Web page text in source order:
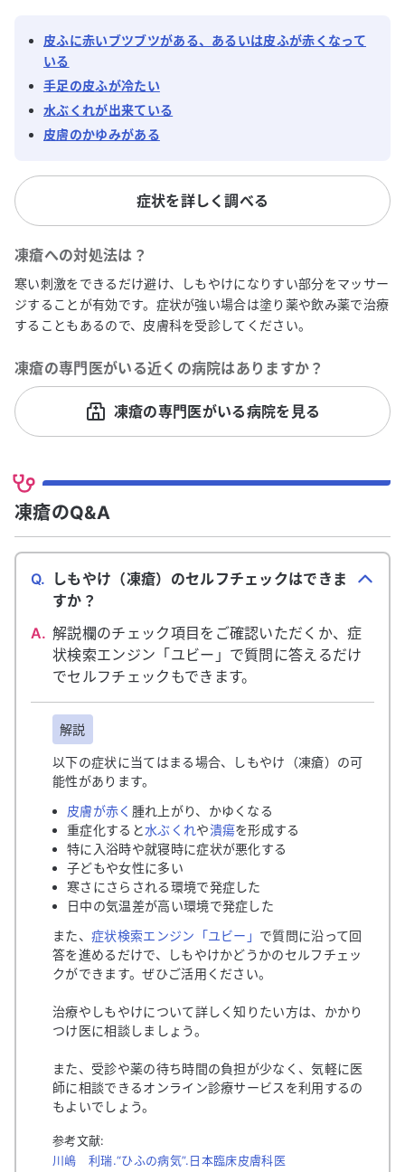
皮ふに赤いブツブツがある、あるいは皮ふが赤くなって
いる
手足の皮ふが冷たい
水ぶくれが出来ている
皮膚のかゆみがある
症状を詳しく調べる
凍瘡への対処法は？
寒い刺激をできるだけ避け、しもやけになりすい部分をマッサー
ジすることが有効です。症状が強い場合は塗り薬や飲み薬で治療
することもあるので、皮膚科を受診してください。
凍瘡の専門医がいる近くの病院はありますか？
凍瘡の専門医がいる病院を見る
凍瘡のQ&A
Q. しもやけ（凍瘡）のセルフチェックはできま
すか？
A. 解説欄のチェック項目をご確認いただくか、症
状検索エンジン「ユビー」で質問に答えるだけ
でセルフチェックもできます。
解説
以下の症状に当てはまる場合、しもやけ（凍瘡）の可
能性があります。
皮膚が赤く 腫れ上がり、かゆくなる
重症化すると水ぶくれや潰瘍を形成する
特に入浴時や就寝時に症状が悪化する
子どもや女性に多い
寒さにさらされる環境で発症した
日中の気温差が高い環境で発症した
また、 症状検索エンジン「ユビー」 で質問に沿って回
答を進めるだけで、しもやけかどうかのセルフチェッ
クができます。ぜひご活用ください。
治療やしもやけについて詳しく知りたい方は、かかり
つけ医に相談しましょう。
また、受診や薬の待ち時間の負担が少なく、気軽に医
師に相談できるオンライン診療サービスを利用するの
もよいでしょう。
参考文献:
川嶋 利瑞.“ひふの病気”.日本臨床皮膚科医